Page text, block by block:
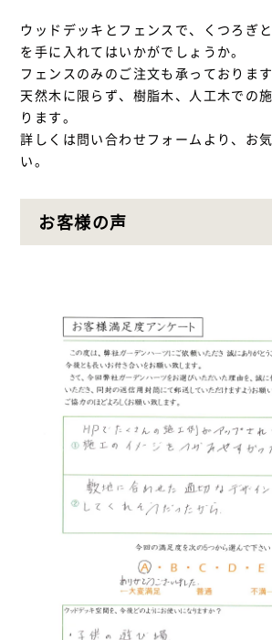
ウッドデッキとフェンスで、くつろぎ
を手に入れてはいかがでしょうか。
フェンスのみのご注文も承っております
天然木に限らず、樹脂木、人工木での
ります。
詳しくは問い合わせフォームより、お
い。
お客様の声